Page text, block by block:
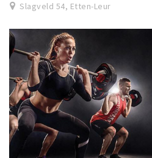
Slagveld 54, Etten-Leur